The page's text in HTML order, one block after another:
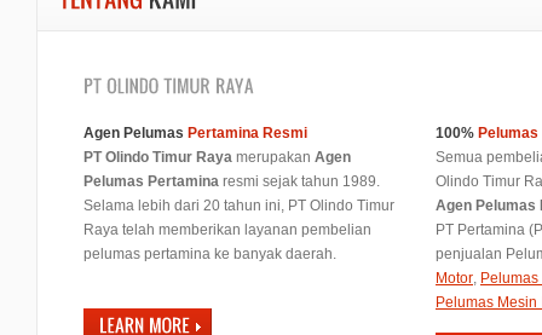
Agen Pelumas Pertamina Resmi
PT Olindo Timur Raya merupakan Agen
Pelumas Pertamina resmi sejak tahun 1989.
Selama lebih dari 20 tahun ini, PT Olindo Timur
Raya telah memberikan layanan pembelian
pelumas pertamina ke banyak daerah.
100%
Semua
Olindo Timur
Agen Pelumas
PT Pertamina
penjualan
Motor,
Pelumas